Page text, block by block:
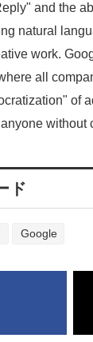
and the
natural
work.
all
of
without
ド
Google